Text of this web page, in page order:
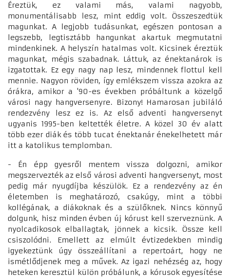
Éreztük, ez valami más, valami nagyobb,
monumentálisabb lesz, mint eddig volt. Összeszedtük
magunkat. A legjobb tudásunkat, egészen pontosan a
legszebb, legtisztább hangunkat akartuk megmutatni
mindenkinek. A helyszín hatalmas volt. Kicsinek éreztük
magunkat, mégis szabadnak. Láttuk, az énektanárok is
izgatottak. Ez egy nagy nap lesz, mindennek flottul kell
mennie. Nagyon röviden, így emlékszem vissza azokra az
órákra, amikor a '90-es években próbáltunk a közelgő
városi nagy hangversenyre. Bizony! Hamarosan jubiláló
rendezvény lesz ez is. Az első adventi hangversenyt
ugyanis 1995-ben keltették életre. A közel 30 év alatt
több ezer diák és több tucat énektanár énekelhetett már
itt a katolikus templomban.
- Én épp gyesről mentem vissza dolgozni, amikor
megszervezték az első városi adventi hangversenyt, most
pedig már nyugdíjba készülök. Ez a rendezvény az én
életemben is meghatározó, csakúgy, mint a többi
kollégának, a diákoknak és a szülőknek. Nincs könnyű
dolgunk, hisz minden évben új kórust kell szerveznünk. A
nyolcadikosok elballagtak, jönnek a kicsik. Össze kell
csiszolódni. Emellett az elmúlt évtizedekben mindig
igyekeztünk úgy összeállítani a repertoárt, hogy ne
ismétlődjenek meg a művek. Az igazi nehézség az, hogy
heteken keresztül külön próbálunk, a kórusok egyesítése